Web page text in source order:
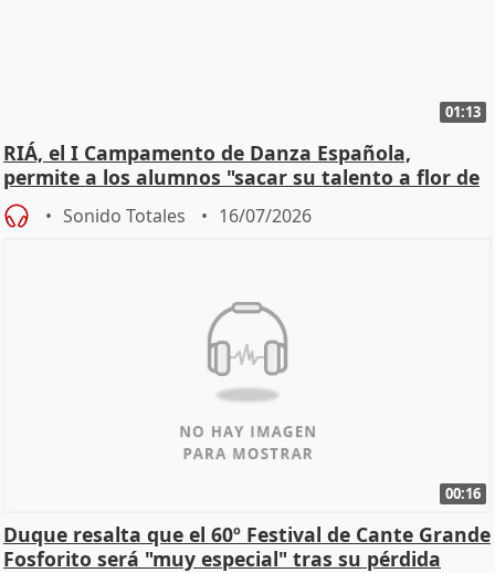
01:13
RIÁ, el I Campamento de Danza Española,
permite a los alumnos "sacar su talento a flor de
piel"
Sonido Totales 16/07/2026
00:16
Duque resalta que el 60º Festival de Cante Grande
Fosforito será "muy especial" tras su pérdida